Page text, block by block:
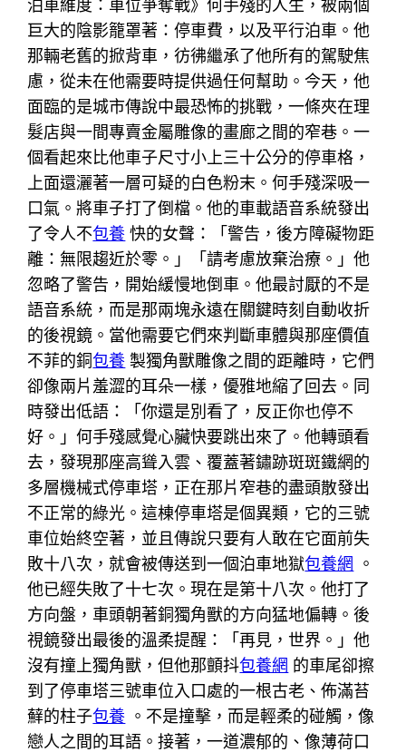
泊車維度：車位爭奪戰》何手殘的人生，被兩個
巨大的陰影籠罩著：停車費，以及平行泊車。他
那輛老舊的掀背車，彷彿繼承了他所有的駕駛焦
慮，從未在他需要時提供過任何幫助。今天，他
面臨的是城市傳說中最恐怖的挑戰，一條夾在理
髮店與一間專賣金屬雕像的畫廊之間的窄巷。一
個看起來比他車子尺寸小上三十公分的停車格，
上面還灑著一層可疑的白色粉末。何手殘深吸一
口氣。將車子打了倒檔。他的車載語音系統發出
了令人不包養 快的女聲：「警告，後方障礙物距
離：無限趨近於零。」「請考慮放棄治療。」他
忽略了警告，開始緩慢地倒車。他最討厭的不是
語音系統，而是那兩塊永遠在關鍵時刻自動收折
的後視鏡。當他需要它們來判斷車體與那座價值
不菲的銅包養 製獨角獸雕像之間的距離時，它們
卻像兩片羞澀的耳朵一樣，優雅地縮了回去。同
時發出低語：「你還是別看了，反正你也停不
好。」何手殘感覺心臟快要跳出來了。他轉頭看
去，發現那座高聳入雲、覆蓋著鏽跡斑斑鐵網的
多層機械式停車塔，正在那片窄巷的盡頭散發出
不正常的綠光。這棟停車塔是個異類，它的三號
車位始終空著，並且傳說只要有人敢在它面前失
敗十八次，就會被傳送到一個泊車地獄包養網
。
他已經失敗了十七次。現在是第十八次。他打了
方向盤，車頭朝著銅獨角獸的方向猛地偏轉。後
視鏡發出最後的溫柔提醒：「再見，世界。」他
沒有撞上獨角獸，但他那顫抖包養網 的車尾卻擦
到了停車塔三號車位入口處的一根古老、佈滿苔
蘚的柱子包養 。不是撞擊，而是輕柔的碰觸，像
戀人之間的耳語。接著，一道濃郁的、像薄荷口